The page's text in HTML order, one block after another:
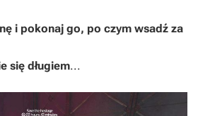
i pokonaj go, po czym wsadź za
się długiem...